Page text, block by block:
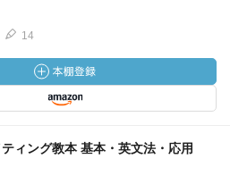
14
ィング教本 基本・英文法・応用